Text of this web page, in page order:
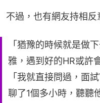
不過，也有網友持相反
「猶豫的時候就是做
雅，遇到好的HR或許
「我就直接問過，面
聊了1個多小時，聽聽